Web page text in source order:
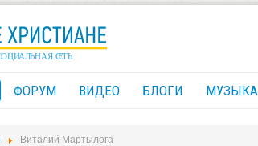
ФОРУМ ВИДЕО БЛОГИ МУЗЫКА
Виталий Мартылога